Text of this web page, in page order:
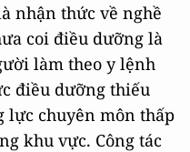
nhận thức về nghề
coi điều dưỡng là
làm theo y lệnh
điều dưỡng thiếu
lực chuyên môn thấp
khu vực. Công tác